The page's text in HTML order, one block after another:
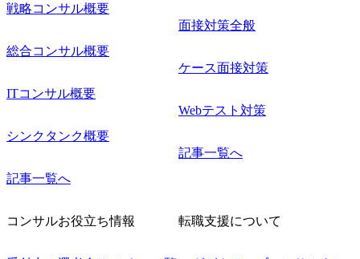
戦略コンサル概要
総合コンサル概要
ITコンサル概要
シンクタンク概要
記事一覧へ
面接対策全般
ケース面接対策
Webテスト対策
記事一覧へ
コンサルお役立ち情報 転職支援について